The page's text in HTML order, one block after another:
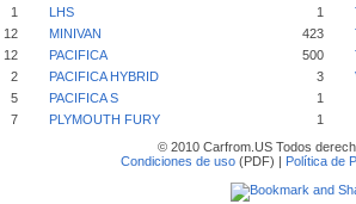
1 LHS 1
12 MINIVAN 423
12 PACIFICA 500
2 PACIFICA HYBRID 3
5 PACIFICA S
1
7 PLYMOUTH FURY 1
© 2010 Carfrom.US Todos
Condiciones de uso (PDF) | Política de